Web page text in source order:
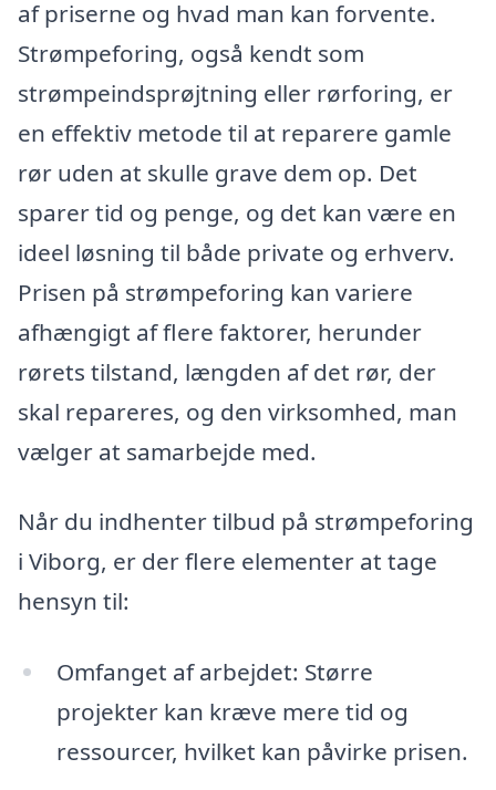
af priserne og hvad man kan forvente.
Strømpeforing, også kendt som
strømpeindsprøjtning eller rørforing, er
en effektiv metode til at reparere gamle
rør uden at skulle grave dem op. Det
sparer tid og penge, og det kan være en
ideel løsning til både private og erhverv.
Prisen på strømpeforing kan variere
afhængigt af flere faktorer, herunder
rørets tilstand, længden af det rør, der
skal repareres, og den virksomhed, man
vælger at samarbejde med.
Når du indhenter tilbud på strømpeforing
i Viborg, er der flere elementer at tage
hensyn til:
Omfanget af arbejdet: Større
projekter kan kræve mere tid og
ressourcer, hvilket kan påvirke prisen.